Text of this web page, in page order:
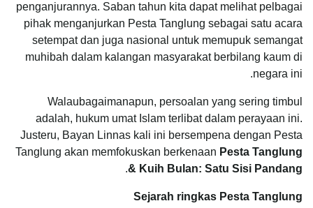
penganjurannya. Saban tahun kita dapat melihat pelbagai
pihak menganjurkan Pesta Tanglung sebagai satu acara
setempat dan juga nasional untuk memupuk semangat
muhibah dalam kalangan masyarakat berbilang kaum di
negara ini.
Walaubagaimanapun, persoalan yang sering timbul
adalah, hukum umat Islam terlibat dalam perayaan ini.
Justeru, Bayan Linnas kali ini bersempena dengan Pesta
Tanglung akan memfokuskan berkenaan Pesta Tanglung
& Kuih Bulan: Satu Sisi Pandang
.
Sejarah ringkas Pesta Tanglung